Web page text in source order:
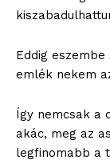
Eddig
emlék nekem
Így nemcsak a
akác, meg az
legfinomabb a